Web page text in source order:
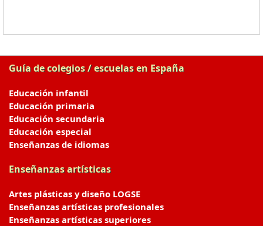
Guía de colegios / escuelas en España
Educación infantil
Educación primaria
Educación secundaria
Educación especial
Enseñanzas de idiomas
Enseñanzas artísticas
Artes plásticas y diseño LOGSE
Enseñanzas artísticas profesionales
Enseñanzas artísticas superiores